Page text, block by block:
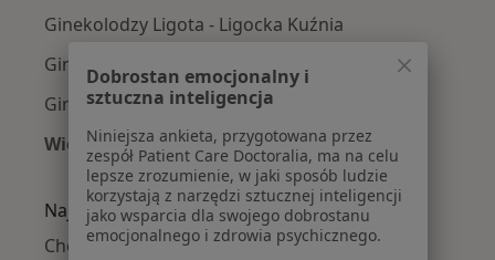
Ginekolodzy Ligota - Ligocka Kuźnia
Ginekolodzy Niedobczyce
Ginekolodzy Smolna
Więcej (2)
Więcej w kategorii: Ginekolodzy w pobliżu
Najczęście leczone choroby
Choroby ginekologiczne w Rybniku
Dobrostan emocjonalny i
sztuczna inteligencja
Niniejsza ankieta, przygotowana przez
zespół Patient Care Doctoralia, ma na celu
lepsze zrozumienie, w jaki sposób ludzie
korzystają z narzędzi sztucznej inteligencji
jako wsparcia dla swojego dobrostanu
emocjonalnego i zdrowia psychicznego.